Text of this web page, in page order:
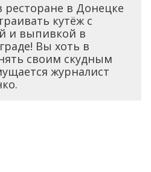
ресторане в Донецке
кутёж с
и выпивкой в
Вы хоть в
своим скудным
журналист